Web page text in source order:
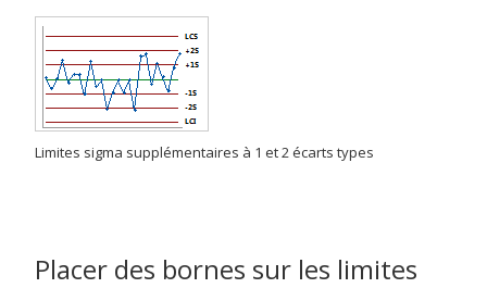
Limites sigma supplémentaires à 1 et 2 écarts types
Placer des bornes sur les limites